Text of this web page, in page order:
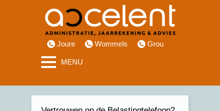
Joure Wommels Grou
MENU